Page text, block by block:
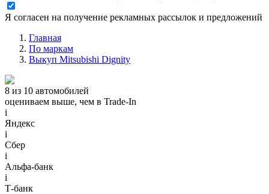
Я согласен на получение рекламных рассылок и предложений
Главная
По маркам
Выкуп Mitsubishi Dignity
8 из 10 автомобилей
оцениваем выше, чем в Trade‑In
i
Яндекс
i
Сбер
i
Альфа-банк
i
Т-банк